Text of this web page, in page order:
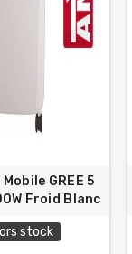
GREE 5
Froid Blanc
stock